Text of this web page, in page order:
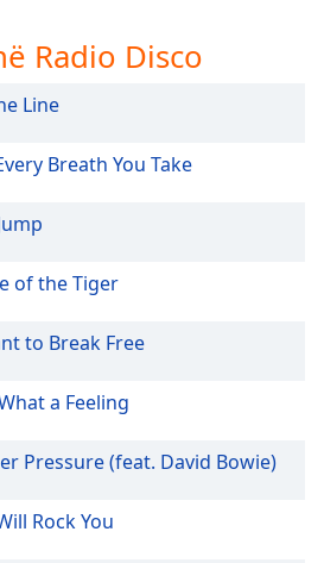
Radio Disco
Line
Breath You Take
of the Tiger
to Break Free
a Feeling
Pressure (feat. David Bowie)
Rock You